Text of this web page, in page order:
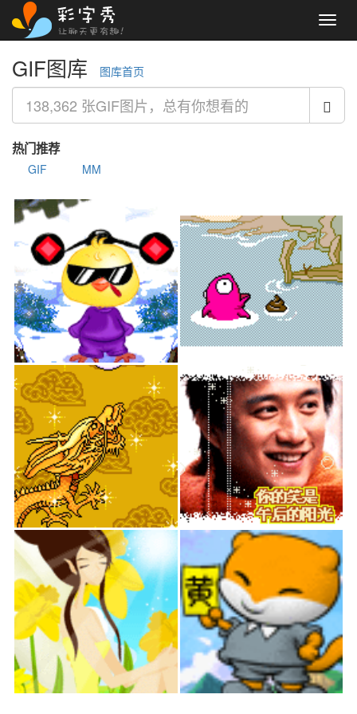
GIF图库 图库首页
热门推荐
GIF MM